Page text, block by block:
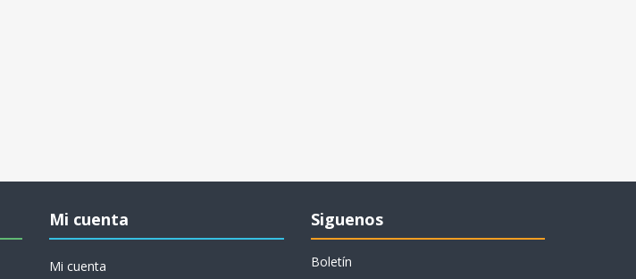
Mi cuenta
Mi cuenta
Siguenos
Boletín